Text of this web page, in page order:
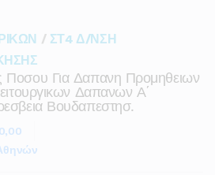
/ ΣΤ4 Δ/ΝΣΗ
Για Δαπανη Προμηθειων
Δαπανων Α΄
Βουδαπεστησ.
0,00